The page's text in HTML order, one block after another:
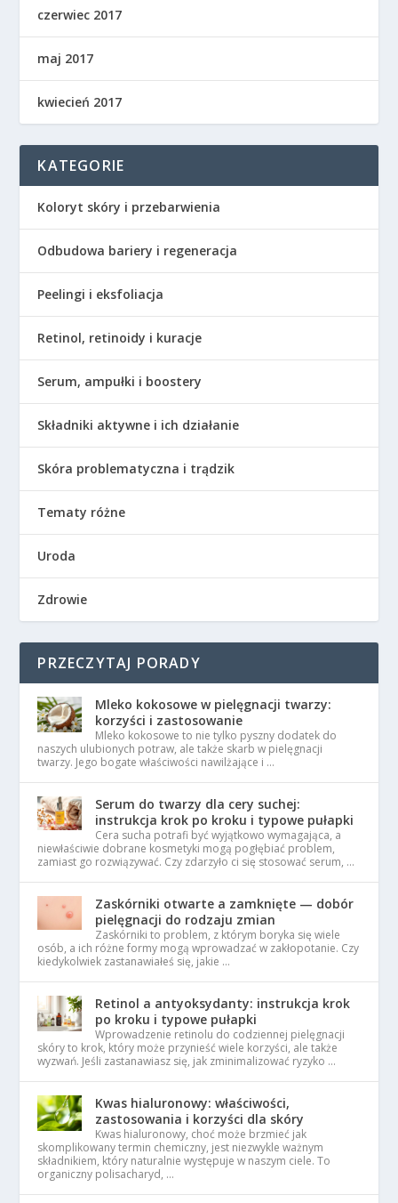
czerwiec 2017
maj 2017
kwiecień 2017
KATEGORIE
Koloryt skóry i przebarwienia
Odbudowa bariery i regeneracja
Peelingi i eksfoliacja
Retinol, retinoidy i kuracje
Serum, ampułki i boostery
Składniki aktywne i ich działanie
Skóra problematyczna i trądzik
Tematy różne
Uroda
Zdrowie
PRZECZYTAJ PORADY
Mleko kokosowe w pielęgnacji twarzy:
korzyści i zastosowanie
Mleko kokosowe to nie tylko pyszny dodatek do
naszych ulubionych potraw, ale także skarb w pielęgnacji
twarzy. Jego bogate właściwości nawilżające i …
Serum do twarzy dla cery suchej:
instrukcja krok po kroku i typowe pułapki
Cera sucha potrafi być wyjątkowo wymagająca, a
niewłaściwie dobrane kosmetyki mogą pogłębiać problem,
zamiast go rozwiązywać. Czy zdarzyło ci się stosować serum, …
Zaskórniki otwarte a zamknięte — dobór
pielęgnacji do rodzaju zmian
Zaskórniki to problem, z którym boryka się wiele
osób, a ich różne formy mogą wprowadzać w zakłopotanie. Czy
kiedykolwiek zastanawiałeś się, jakie …
Retinol a antyoksydanty: instrukcja krok
po kroku i typowe pułapki
Wprowadzenie retinolu do codziennej pielęgnacji
skóry to krok, który może przynieść wiele korzyści, ale także
wyzwań. Jeśli zastanawiasz się, jak zminimalizować ryzyko …
Kwas hialuronowy: właściwości,
zastosowania i korzyści dla skóry
Kwas hialuronowy, choć może brzmieć jak
skomplikowany termin chemiczny, jest niezwykle ważnym
składnikiem, który naturalnie występuje w naszym ciele. To
organiczny polisacharyd, …